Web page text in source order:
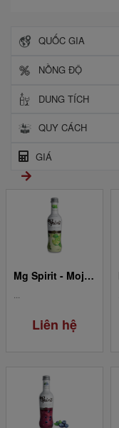
QUỐC GIA
NỒNG ĐỘ
DUNG TÍCH
QUY CÁCH
GIÁ
Mg Spirit - Mojito
Liên hệ